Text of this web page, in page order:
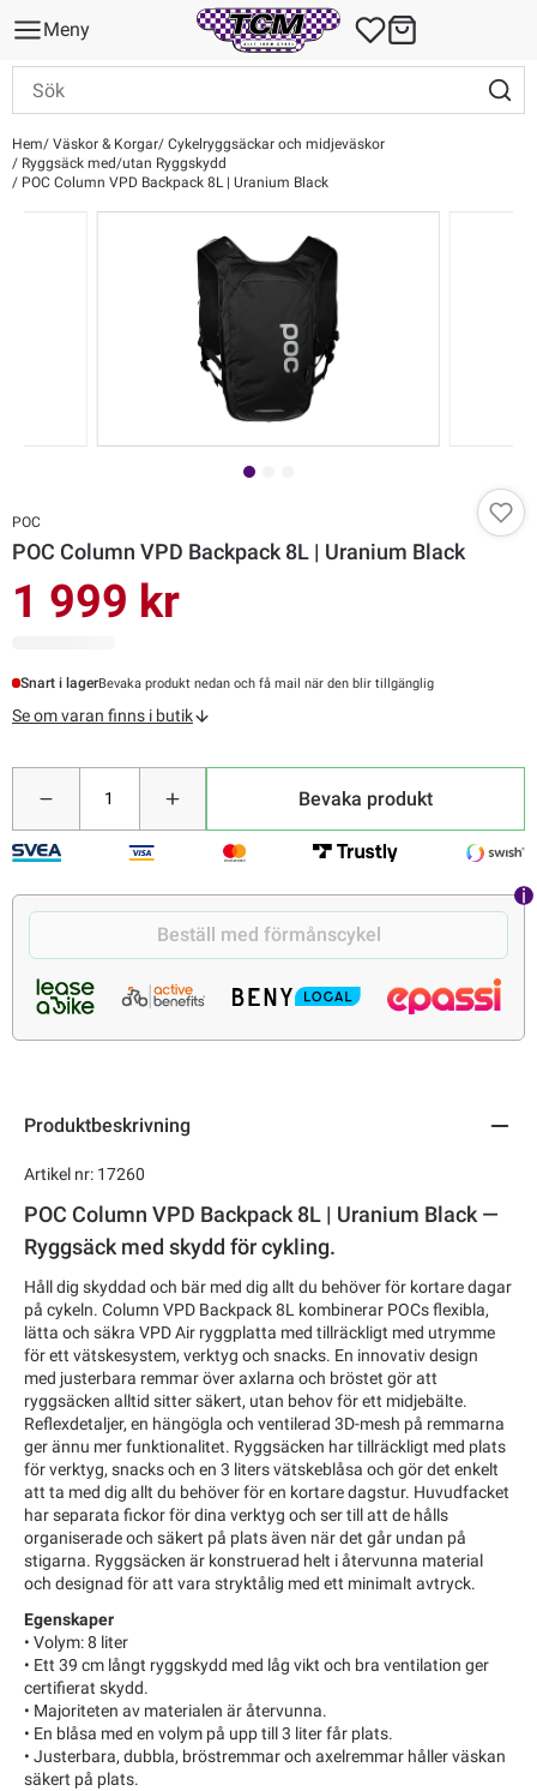
Meny
Hem Väskor & Korgar Cykelryggsäckar och midjeväskor
Ryggsäck med/utan Ryggskydd
POC Column VPD Backpack 8L | Uranium Black
POC
POC Column VPD Backpack 8L | Uranium Black
1 999 kr
Snart i lagerBevaka produkt nedan och få mail när den blir tillgänglig
Se om varan finns i butik
Bevaka produkt
Beställ med förmånscykel
Produktbeskrivning
Artikel nr: 17260
POC Column VPD Backpack 8L | Uranium Black —
Ryggsäck med skydd för cykling.
Håll dig skyddad och bär med dig allt du behöver för kortare dagar
på cykeln. Column VPD Backpack 8L kombinerar POCs flexibla,
lätta och säkra VPD Air ryggplatta med tillräckligt med utrymme
för ett vätskesystem, verktyg och snacks. En innovativ design
med justerbara remmar över axlarna och bröstet gör att
ryggsäcken alltid sitter säkert, utan behov för ett midjebälte.
Reflexdetaljer, en hängögla och ventilerad 3D-mesh på remmarna
ger ännu mer funktionalitet. Ryggsäcken har tillräckligt med plats
för verktyg, snacks och en 3 liters vätskeblåsa och gör det enkelt
att ta med dig allt du behöver för en kortare dagstur. Huvudfacket
har separata fickor för dina verktyg och ser till att de hålls
organiserade och säkert på plats även när det går undan på
stigarna. Ryggsäcken är konstruerad helt i återvunna material
och designad för att vara stryktålig med ett minimalt avtryck.
Egenskaper
• Volym: 8 liter
• Ett 39 cm långt ryggskydd med låg vikt och bra ventilation ger
certifierat skydd.
• Majoriteten av materialen är återvunna.
• En blåsa med en volym på upp till 3 liter får plats.
• Justerbara, dubbla, bröstremmar och axelremmar håller väskan
säkert på plats.